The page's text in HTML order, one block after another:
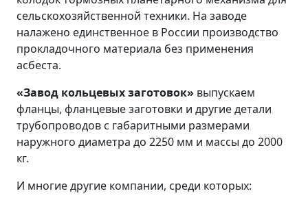
сельскохозяйственной техники. На заводе
налажено единственное в России производство
прокладочного материала без применения
асбеста.
«Завод кольцевых заготовок» выпускаем
фланцы, фланцевые заготовки и другие детали
трубопроводов с габаритными размерами
наружного диаметра до 2250 мм и массы до 2000
кг.
И многие другие компании, среди которых: